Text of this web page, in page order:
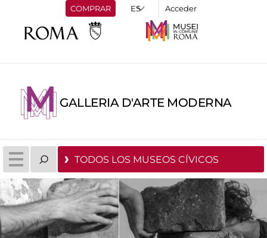
COMPRAR Acceder
GALLERIA D'ARTE MODERNA
TODOS LOS MUSEOS CÍVICOS